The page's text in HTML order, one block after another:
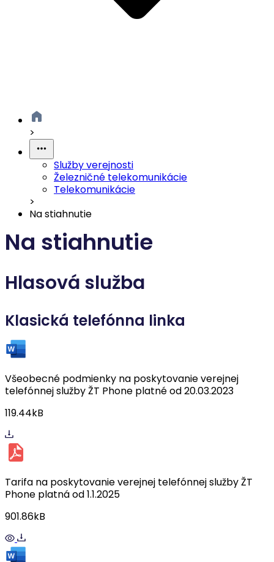
>
Služby verejnosti
Železničné telekomunikácie
Telekomunikácie
>
Na stiahnutie
Na stiahnutie
Hlasová služba
Klasická telefónna linka
Všeobecné podmienky na poskytovanie verejnej
telefónnej služby ŽT Phone platné od 20.03.2023
119.44kB
Tarifa na poskytovanie verejnej telefónnej služby ŽT
Phone platná od 1.1.2025
901.86kB